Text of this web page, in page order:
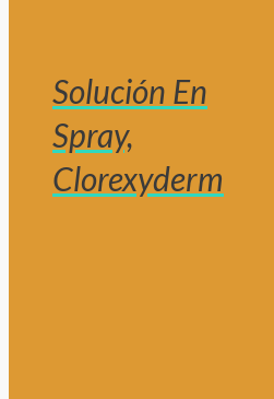
Solución En
Spray,
Clorexyderm